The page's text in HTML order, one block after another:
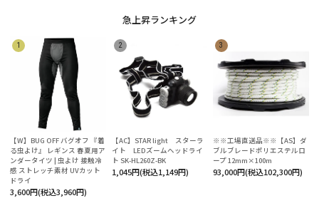
ト
ップブログ
立ち情報
マガ登録
急上昇ランキング
【W】BUG OFF バグオフ 『着
る虫よけ』 レギンス 春夏用ア
ンダータイツ | 虫よけ 接触冷
感 ストレッチ素材 UVカット
ドライ
3,600円(税込3,960円)
【AC】STAR light スターラ
イト LEDズームヘッドライ
ト SK-HL260Z-BK
1,045円(税込1,149円)
※※工場直送品※※【AS】ダ
ブルブレードポリエステルロ
ープ 12mm×100m
93,000円(税込102,300円)